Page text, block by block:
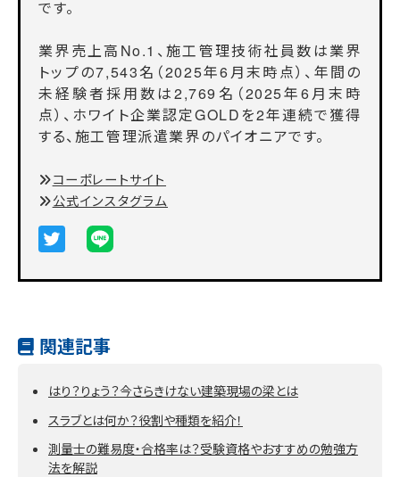
です。
業界売上高No.1、施工管理技術社員数は業界
トップの7,543名（2025年6月末時点）、年間の
未経験者採用数は2,769名（2025年6月末時
点）、ホワイト企業認定GOLDを2年連続で獲得
する、施工管理派遣業界のパイオニアです。
コーポレートサイト
公式インスタグラム
関連記事
はり？りょう？今さらきけない建築現場の梁とは
スラブとは何か？役割や種類を紹介！
測量士の難易度・合格率は？受験資格やおすすめの勉強方
法を解説